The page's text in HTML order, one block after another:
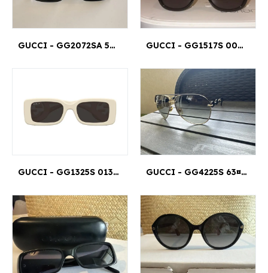
GUCCI - GG2072SA 52¤21 GUCCI - GG1517S 001 54¤19
GUCCI - GG1325S 013 54X35MN ¤19MN GUCCI - GG4225S 63¤11